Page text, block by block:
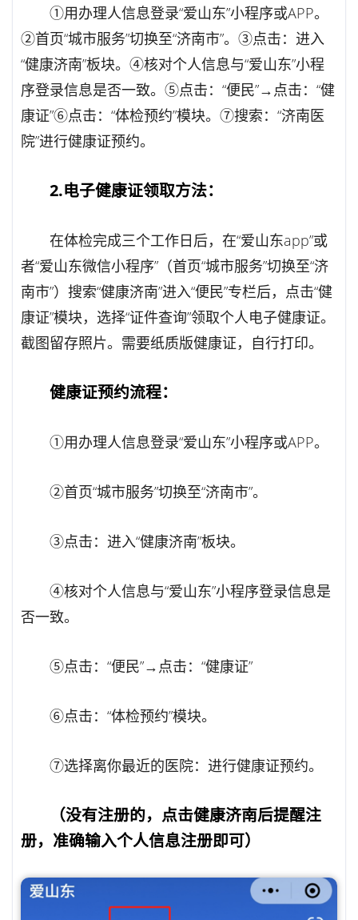
①用办理人信息登录“爱山东”小程序或APP。
②首页“城市服务”切换至“济南市”。③点击：进入
“健康济南”板块。④核对个人信息与“爱山东”小程
序登录信息是否一致。⑤点击：“便民”→点击：“健
康证”⑥点击：“体检预约”模块。⑦搜索：“济南医
院”进行健康证预约。
2.电子健康证领取方法：
在体检完成三个工作日后，在“爱山东app”或
者“爱山东微信小程序”（首页“城市服务”切换至“济
南市”）搜索“健康济南”进入“便民”专栏后，点击“健
康证”模块，选择“证件查询”领取个人电子健康证。
截图留存照片。需要纸质版健康证，自行打印。
健康证预约流程：
①用办理人信息登录“爱山东”小程序或APP。
②首页“城市服务”切换至“济南市”。
③点击：进入“健康济南”板块。
④核对个人信息与“爱山东”小程序登录信息是
否一致。
⑤点击：“便民”→点击：“健康证”
⑥点击：“体检预约”模块。
⑦选择离你最近的医院：进行健康证预约。
（没有注册的，点击健康济南后提醒注
册，准确输入个人信息注册即可）